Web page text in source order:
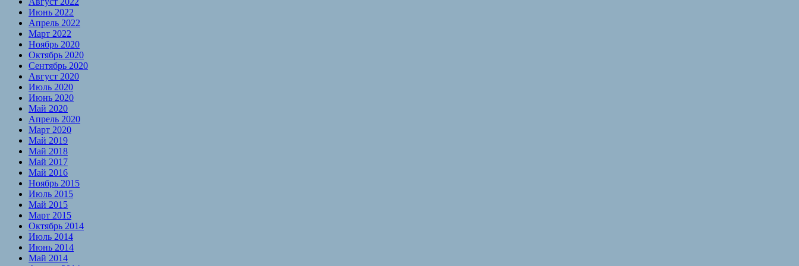
Июнь 2022
Апрель 2022
Март 2022
Ноябрь 2020
Октябрь 2020
Сентябрь 2020
Август 2020
Июль 2020
Июнь 2020
Май 2020
Апрель 2020
Март 2020
Май 2019
Май 2018
Май 2017
Май 2016
Ноябрь 2015
Июль 2015
Май 2015
Март 2015
Октябрь 2014
Июль 2014
Июнь 2014
Май 2014